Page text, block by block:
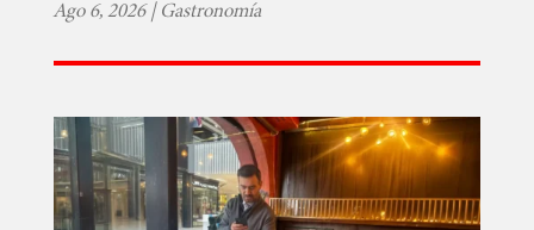
Ago 6, 2026|Gastronomía